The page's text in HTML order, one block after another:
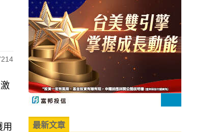
最新文章